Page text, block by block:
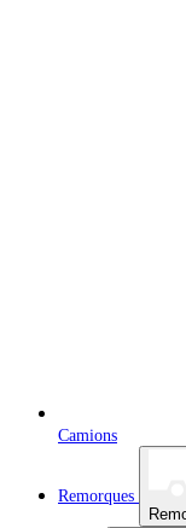
Camions
Remorques